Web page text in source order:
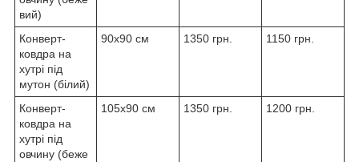
вий)
Конверт-
ковдра на
хутрі під
мутон (білий)
90x90 см 1350 грн. 1150 грн.
Конверт-
ковдра на
хутрі під
овчину (беже
105х90 см 1350 грн. 1200 грн.